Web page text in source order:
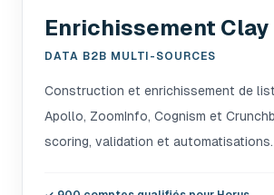
Enrichissement Clay
DATA B2B MULTI-SOURCES
Construction et enrichissement de
Apollo, ZoomInfo, Cognism et
scoring, validation et automatisations.